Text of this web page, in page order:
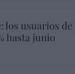
los usuarios de
hasta junio